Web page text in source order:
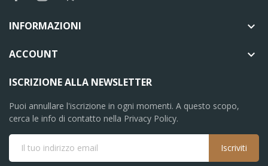
INFORMAZIONI 
ACCOUNT 
ISCRIZIONE ALLA NEWSLETTER
Puoi annullare l'iscrizione in ogni momenti. A questo scopo,
cerca le info di contatto nella Privacy Policy.
Iscriviti